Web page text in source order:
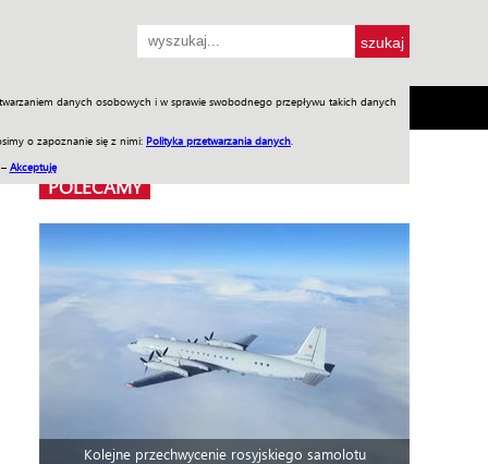
danych osobowych i w sprawie swobodnego przepływu takich danych
o zapoznanie się z nimi: Polityka przetwarzania danych
Akceptuję
SKLEP Jednodniówki Praca w WIW
POLECAMY
Kolejne przechwycenie rosyjskiego samolotu